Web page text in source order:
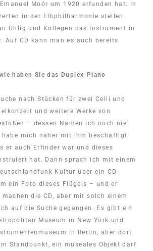
Moór um 1920 erfunden hat. In
in der Elbphilharmonie stellen
Uhlig und Kollegen das Instrument in
Auf CD kann man es auch bereits
haben Sie das Duplex-Piano
nach Stücken für zwei Celli und
und weitere Werke von
– dessen Namen ich noch nie
mich näher mit ihm beschäftigt
er auch Erfinder war und dieses
hat. Dann sprach ich mit einem
Kultur über ein CD-
ein Foto dieses Flügels – und er
die CD, aber mit solch einem
auf die Suche gegangen. Es gibt ein
Museum in New York und
in Berlin, aber dort
Standpunkt, ein museales Objekt darf